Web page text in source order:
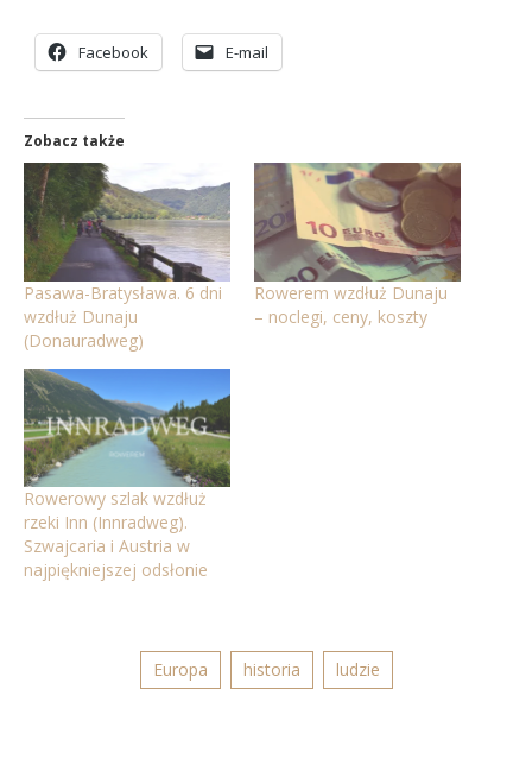
Facebook E-mail
Zobacz także
Pasawa-Bratysława. 6 dni
wzdłuż Dunaju
(Donauradweg)
Rowerem wzdłuż Dunaju
– noclegi, ceny, koszty
Rowerowy szlak wzdłuż
rzeki Inn (Innradweg).
Szwajcaria i Austria w
najpiękniejszej odsłonie
Europa historia ludzie